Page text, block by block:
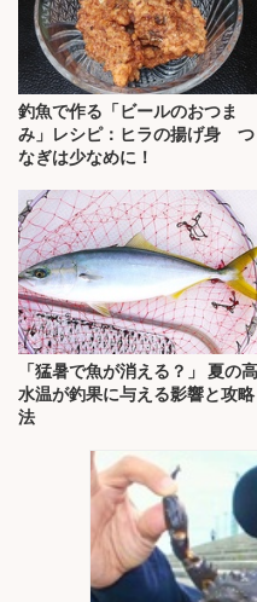
釣魚で作る「ビールのおつま
み」レシピ：ヒラの揚げ身 つ
なぎは少なめに！
「猛暑で魚が消える？」 夏の高
水温が釣果に与える影響と攻略
法